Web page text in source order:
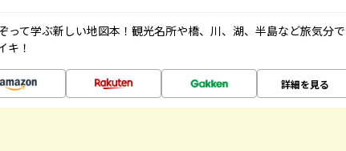
って学ぶ新しい地図本！観光名所や橋、川、湖、半島など旅気分で
キ！
詳細を見る